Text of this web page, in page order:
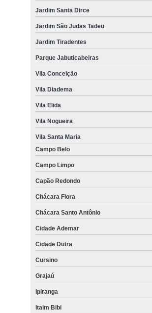
Jardim Santa Dirce
Jardim São Judas Tadeu
Jardim Tiradentes
Parque Jabuticabeiras
Vila Conceição
Vila Diadema
Vila Elida
Vila Nogueira
Vila Santa Maria
Campo Belo
Campo Limpo
Capão Redondo
Chácara Flora
Chácara Santo Antônio
Cidade Ademar
Cidade Dutra
Cursino
Grajaú
Ipiranga
Itaim Bibi